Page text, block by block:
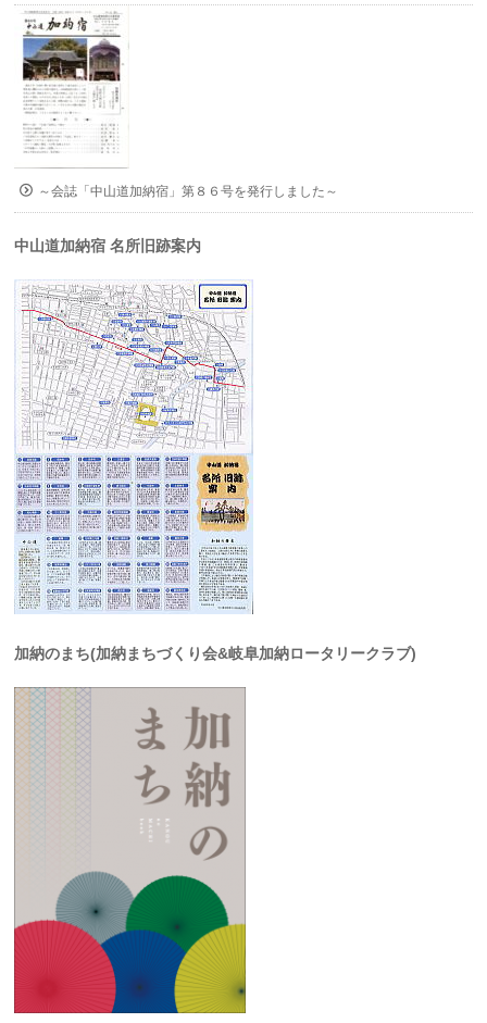
～会誌「中山道加納宿」第８６号を発行しました～
中山道加納宿 名所旧跡案内
加納のまち(加納まちづくり会&岐阜加納ロータリークラブ)